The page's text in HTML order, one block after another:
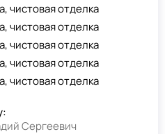
Сергеевич